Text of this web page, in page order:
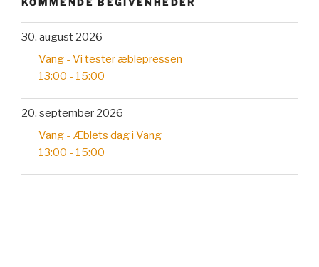
30. august 2026
Vang - Vi tester æblepressen
13:00 - 15:00
20. september 2026
Vang - Æblets dag i Vang
13:00 - 15:00